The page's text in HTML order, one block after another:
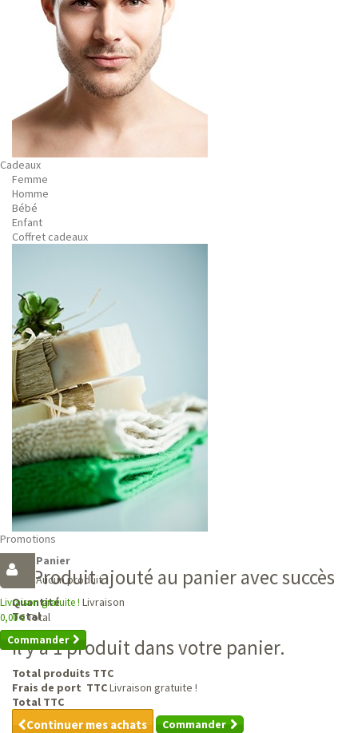
Cadeaux
Femme
Homme
Bébé
Enfant
Coffret cadeaux
Promotions
Panier
Aucun produit
Livraison gratuite ! Livraison
0,00 €Total
Commander
Produit ajouté au panier avec succès
Quantité
Total
Il y a 1 produit dans votre panier.
Total produits TTC
Frais de port TTCLivraison gratuite !
Total TTC
Continuer mes achats Commander